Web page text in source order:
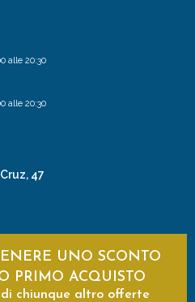
alle 20:30
alle 20:30
47
UNO SCONTO
PRIMO ACQUISTO
di chiunque altro offerte